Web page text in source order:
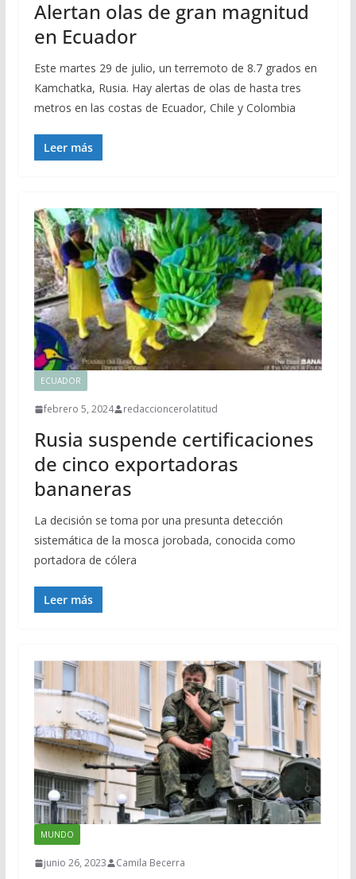
Alertan olas de gran magnitud
en Ecuador
Este martes 29 de julio, un terremoto de 8.7 grados en
Kamchatka, Rusia. Hay alertas de olas de hasta tres
metros en las costas de Ecuador, Chile y Colombia
Leer más
ECUADOR
febrero 5, 2024 redaccioncerolatitud
Rusia suspende certificaciones
de cinco exportadoras
bananeras
La decisión se toma por una presunta detección
sistemática de la mosca jorobada, conocida como
portadora de cólera
Leer más
MUNDO
junio 26, 2023 Camila Becerra